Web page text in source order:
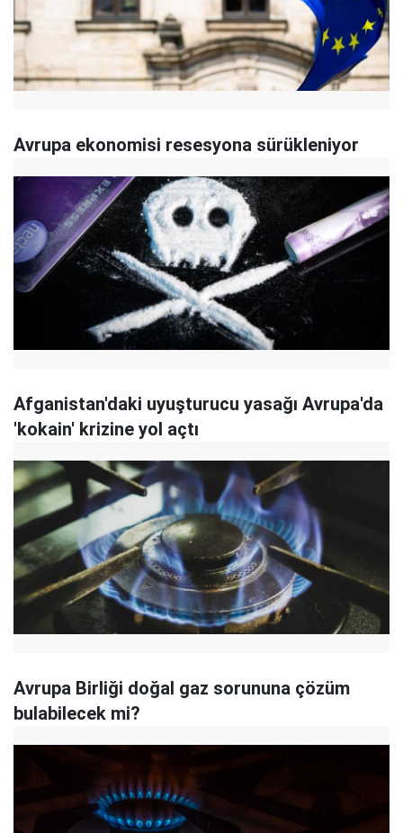
Avrupa ekonomisi resesyona sürükleniyor
Afganistan'daki uyuşturucu yasağı Avrupa'da
'kokain' krizine yol açtı
Avrupa Birliği doğal gaz sorununa çözüm
bulabilecek mi?